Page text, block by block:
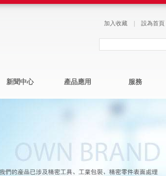
加入收藏 設為首頁
新聞中心 產品應用 服務